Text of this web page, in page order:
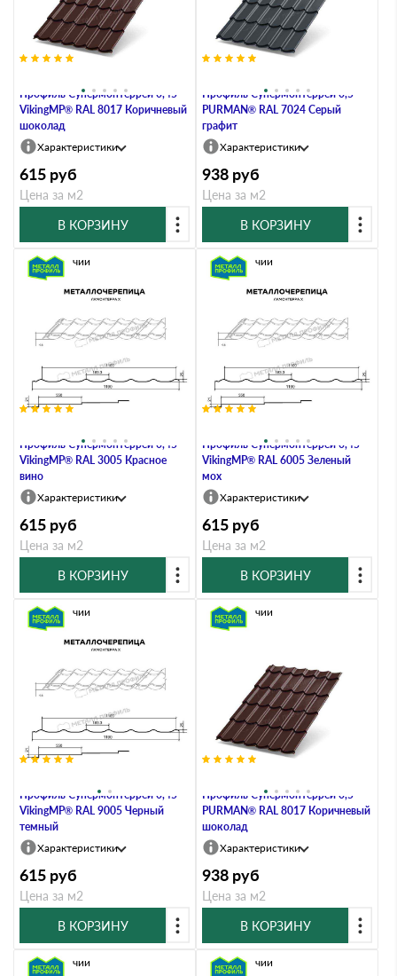
Профиль Супермонтеррей 0,45
VikingMP® RAL 8017 Коричневый
шоколад
Характеристики
615 руб
Цена за м2
В КОРЗИНУ
Профиль Супермонтеррей 0,5
PURMAN® RAL 7024 Серый
графит
Характеристики
938 руб
Цена за м2
В КОРЗИНУ
Профиль Супермонтеррей 0,45
VikingMP® RAL 3005 Красное
вино
В наличии
Характеристики
615 руб
Цена за м2
В КОРЗИНУ
Профиль Супермонтеррей 0,45
VikingMP® RAL 6005 Зеленый
мох
В наличии
Характеристики
615 руб
Цена за м2
В КОРЗИНУ
Профиль Супермонтеррей 0,45
VikingMP® RAL 9005 Черный
темный
В наличии
Характеристики
615 руб
Цена за м2
В КОРЗИНУ
Профиль Супермонтеррей 0,5
PURMAN® RAL 8017 Коричневый
шоколад
В наличии
Характеристики
938 руб
Цена за м2
В КОРЗИНУ
В наличии В наличии